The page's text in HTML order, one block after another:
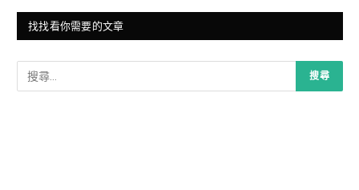
找找看你需要的文章